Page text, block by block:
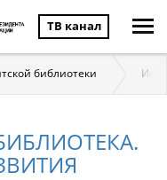
ТВ канал
библиотеки